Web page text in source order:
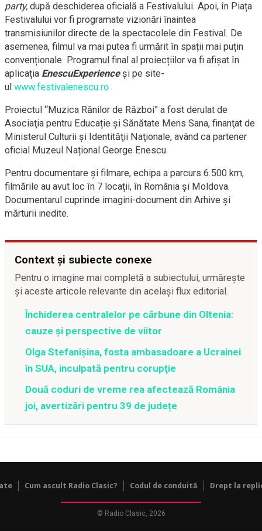
party, după deschiderea oficială a Festivalului. Apoi, în Piața
Festivalului vor fi programate vizionări înaintea
transmisiunilor directe de la spectacolele din Festival. De
asemenea, filmul va mai putea fi urmărit în spații mai puțin
convenționale. Programul final al proiecțiilor va fi afișat în
aplicația EnescuExperienceși pe site-
ul www.festivalenescu.ro .
Proiectul “Muzica Rănilor de Război” a fost derulat de
Asociaţia pentru Educație și Sănătate Mens Sana, finanţat de
Ministerul Culturii şi Identităţii Naţionale, având ca partener
oficial Muzeul Național George Enescu.
Pentru documentare și filmare, echipa a parcurs 6.500 km,
filmările au avut loc în 7 locații, în România și Moldova.
Documentarul cuprinde imagini-document din Arhive și
mărturii inedite.
Context și subiecte conexe
Pentru o imagine mai completă a subiectului, urmărește
și aceste articole relevante din același flux editorial.
Închiderea centralelor pe cărbune din Oltenia:
cauze și perspective de viitor
Olga Stefanîşina, fosta ambasadoare a Ucrainei
în SUA, inculpată pentru corupţie
Două coduri de vreme rea afectează România
joi, avertizări pentru 39 de județe
Cum ascult Radio Clasic? Codul de conduită Drept la
© Radio Clasic, 2026